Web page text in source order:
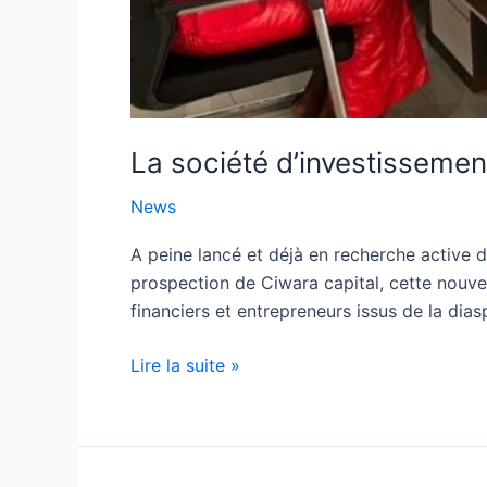
La société
News
A peine lancé et déjà en recherche active
prospection de Ciwara capital, cette
financiers et entrepreneurs issus de la
Lire la suite »